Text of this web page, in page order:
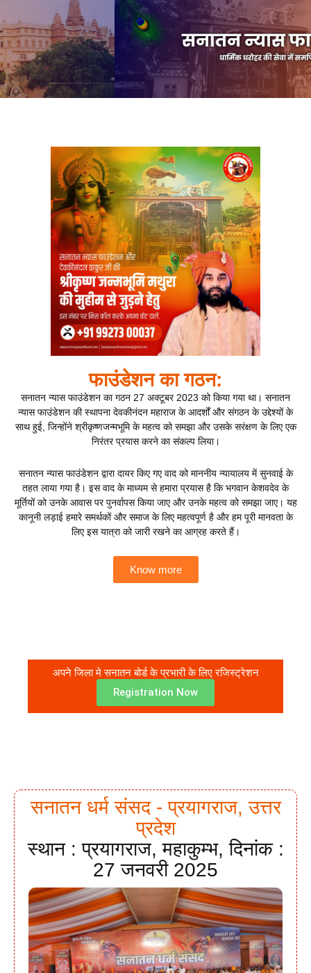
फाउंडेशन का गठन:
सनातन न्यास फाउंडेशन का गठन 27 अक्टूबर 2023 को किया गया था। सनातन
न्यास फाउंडेशन की स्थापना देवकीनंदन महाराज के आदर्शों और संगठन के उद्देश्यों के
साथ हुई, जिन्होंने श्रीकृष्णजन्मभूमि के महत्व को समझा और उसके सरंक्षण के लिए एक
निरंतर प्रयास करने का संकल्प लिया।
सनातन न्यास फाउंडेशन द्वारा दायर किए गए वाद को माननीय न्यायालय में सुनवाई के
तहत लाया गया है। इस वाद के माध्यम से हमारा प्रयास है कि भगवान केशवदेव के
मूर्तियों को उनके आवास पर पुनर्वापस किया जाए और उनके महत्व को समझा जाए। यह
कानूनी लड़ाई हमारे समर्थकों और समाज के लिए महत्वपूर्ण है और हम पूरी मानवता के
लिए इस यात्रा को जारी रखने का आग्रह करते हैं।
Know more
अपने जिला मे सनातन बोर्ड के प्रभारी के लिए रजिस्ट्रेशन
Registration Now
सनातन धर्म संसद - प्रयागराज, उत्तर
प्रदेश
स्थान : प्रयागराज, महाकुम्भ, दिनांक :
27 जनवरी 2025